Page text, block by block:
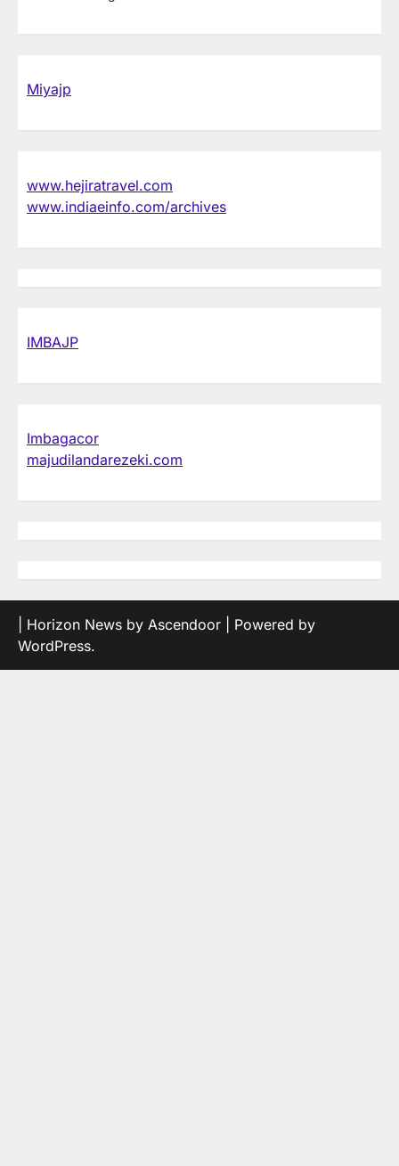
Miyajp
www.hejiratravel.com
www.indiaeinfo.com/archives
IMBAJP
Imbagacor
majudilandarezeki.com
| Horizon News by Ascendoor | Powered by
WordPress.